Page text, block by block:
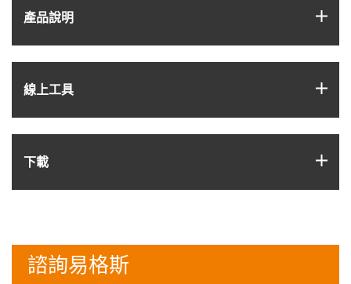
產品說明
線上工具
下載
諮詢易格斯